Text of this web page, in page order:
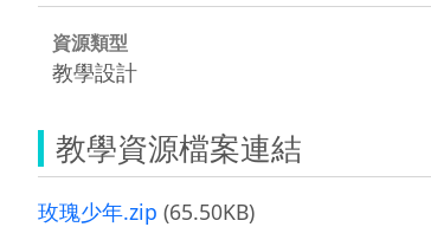
資源類型
教學設計
教學資源檔案連結
玫瑰少年.zip (65.50KB)